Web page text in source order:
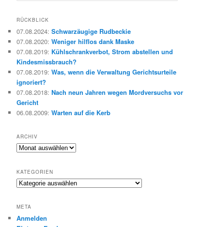
h
n
RÜCKBLICK
07.08.2024:Schwarzäugige Rudbeckie
07.08.2020:Weniger hilflos dank Maske
07.08.2019: Kühlschrankverbot, Strom abstellen und
Kindesmissbrauch?
07.08.2019:Was, wenn die Verwaltung Gerichtsurteile
ignoriert?
07.08.2018:Nach neun Jahren wegen Mordversuchs vor
Gericht
06.08.2009:Warten auf die Kerb
ARCHIV
Archiv
KATEGORIEN
Kategorien
META
Anmelden